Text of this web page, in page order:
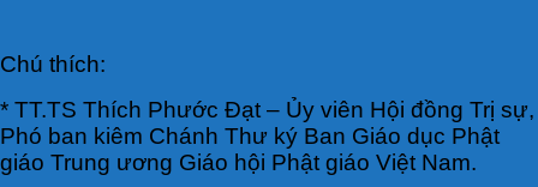
Chú thích:
* TT.TS Thích Phước Đạt – Ủy viên Hội đồng Trị sự,
Phó ban kiêm Chánh Thư ký Ban Giáo dục Phật
giáo Trung ương Giáo hội Phật giáo Việt Nam.